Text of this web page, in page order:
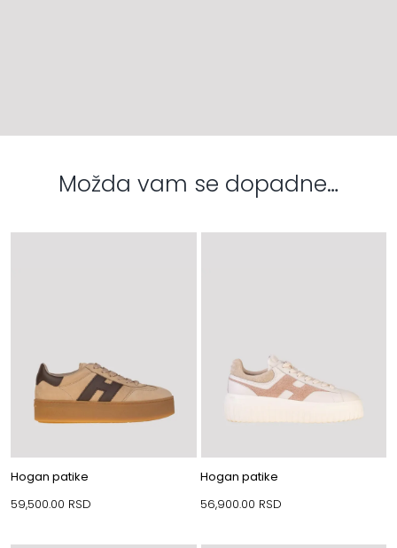
Možda vam se dopadne…
Hogan patike
59,500.00 RSD
Hogan patike
56,900.00 RSD